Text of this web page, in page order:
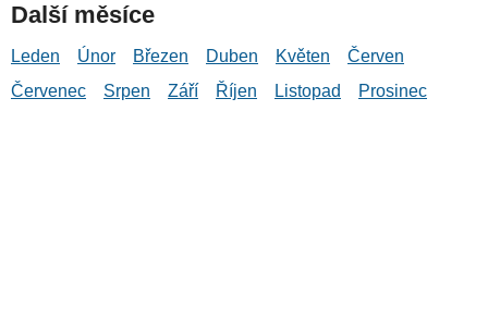
Další měsíce
Leden Únor Březen Duben Květen
Červen
Červenec
Srpen Září Říjen Listopad Prosinec